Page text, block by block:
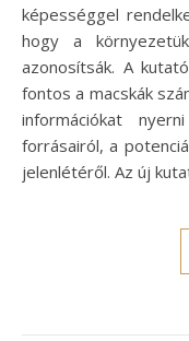
képességgel
hogy a
azonosítsák. A
fontos a macskák
információkat
forrásairól, a
jelenlétéről. Az új